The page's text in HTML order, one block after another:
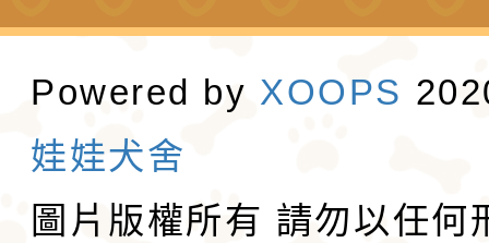
Powered by XOOPS
娃娃犬舍
圖片版權所有 請勿以任何